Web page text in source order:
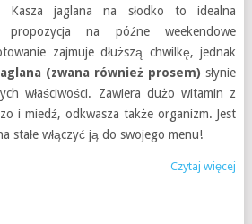
Kasza jaglana na słodko to idealna
propozycja na późne weekendowe
zajmuje dłuższą chwilkę, jednak
(zwana również prosem) słynie
właściwości. Zawiera dużo witamin z
i miedź, odkwasza także organizm. Jest
stałe włączyć ją do swojego menu!
Czytaj więcej